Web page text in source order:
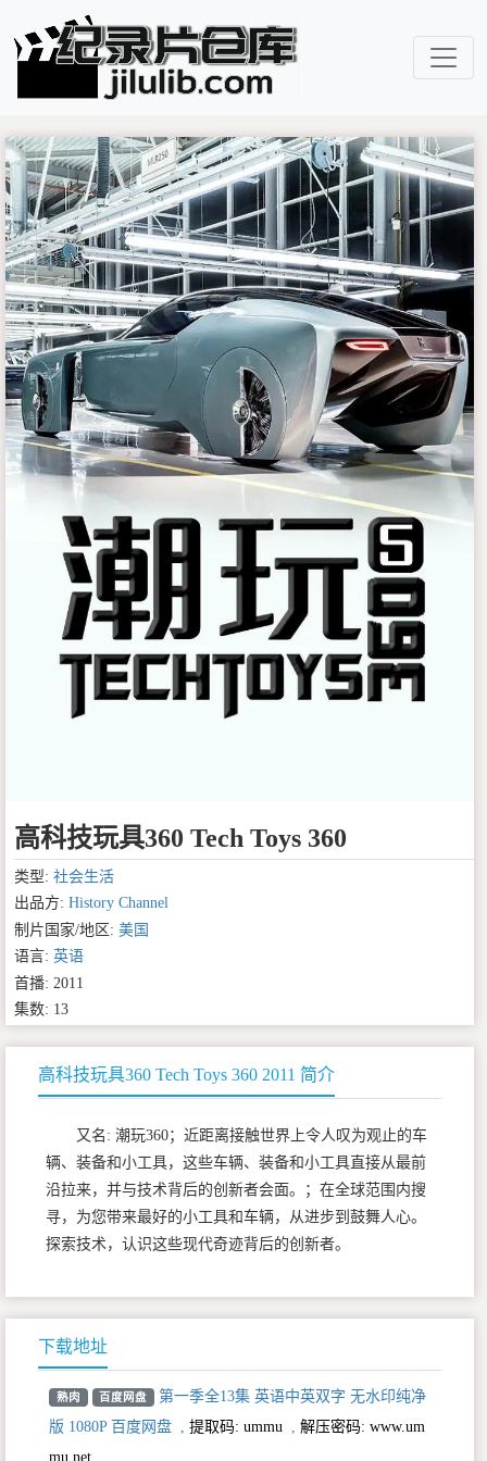
高科技玩具360 Tech Toys 360
类型: 社会生活
出品方: History Channel
制片国家/地区: 美国
语言: 英语
首播: 2011
集数: 13
高科技玩具360 Tech Toys 360 2011 简介
又名: 潮玩360；近距离接触世界上令人叹为观止的车
辆、装备和小工具，这些车辆、装备和小工具直接从最前
沿拉来，并与技术背后的创新者会面。；在全球范围内搜
寻，为您带来最好的小工具和车辆，从进步到鼓舞人心。
探索技术，认识这些现代奇迹背后的创新者。
下载地址
熟肉 百度网盘
第一季全13集 英语中英双字 无水印纯净
版 1080P 百度网盘
提取码: ummu
解压密码: www.um
mu.net